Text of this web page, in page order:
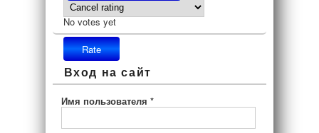
No votes yet
Вход на сайт
Имя пользователя *